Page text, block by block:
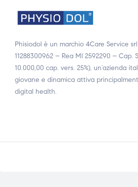
Phisiodol è un marchio 4Care Service srl
11288300962 – Rea MI 2592290 – Cap.
10.000,00 cap. vers. 25%), un’azienda
giovane e dinamica attiva
digital health.